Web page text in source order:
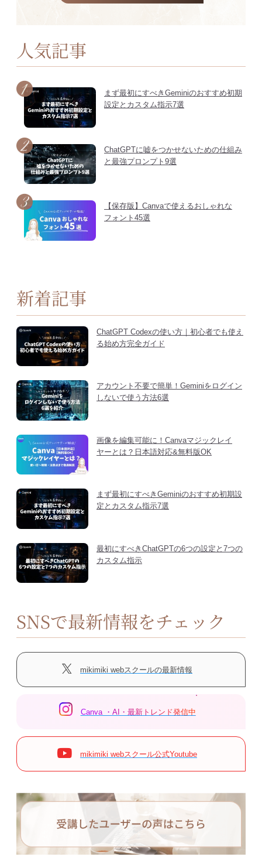
人気記事
まず最初にすべきGeminiのおすすめ初期
設定とカスタム指示7選
ChatGPTに嘘をつかせないための仕組み
と最強プロンプト9選
【保存版】Canvaで使えるおしゃれな
フォント45選
新着記事
ChatGPT Codexの使い方｜初心者でも使え
る始め方完全ガイド
アカウント不要で簡単！Geminiをログイン
しないで使う方法6選
画像を編集可能に！Canvaマジックレイ
ヤーとは？日本語対応&無料版OK
まず最初にすべきGeminiのおすすめ初期設
定とカスタム指示7選
最初にすべきChatGPTの6つの設定と7つの
カスタム指示
SNSで最新情報をチェック
mikimiki webスクールの最新情報
Canva ・AI・最新トレンド発信中
mikimiki webスクール公式Youtube